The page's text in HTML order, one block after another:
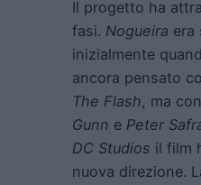
Il progetto ha
fasi. Nogueira era
inizialmente
ancora pensato
The Flash, ma
Gunn e Peter
DC Studios il film
nuova direzione.